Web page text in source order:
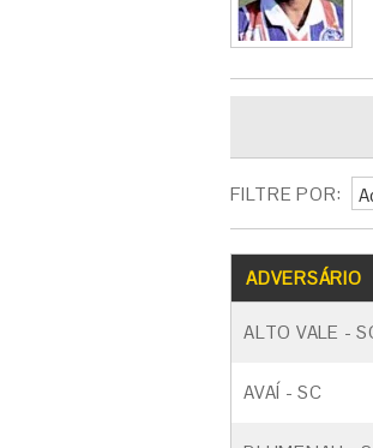
FILTRE POR:
ADVERSÁRIO
ALTO VALE -
AVAÍ - SC